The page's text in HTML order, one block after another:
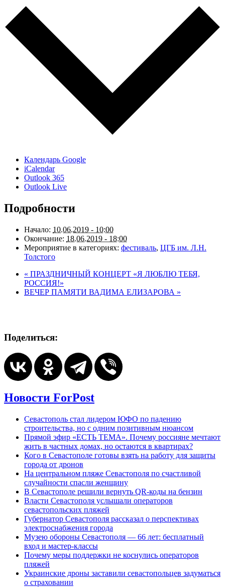
Календарь Google
iCalendar
Outlook 365
Outlook Live
Подробности
Начало: 10.06.2019 - 10:00
Окончание: 18.06.2019 - 18:00
Мероприятие в категориях: фестиваль, ЦГБ им. Л.Н.
Толстого
« ПРАЗДНИЧНЫЙ КОНЦЕРТ «Я ЛЮБЛЮ ТЕБЯ,
РОССИЯ!»
ВЕЧЕР ПАМЯТИ ВАДИМА ЕЛИЗАРОВА »
Поделиться:
Новости ForPost
Севастополь стал лидером ЮФО по падению
строительства, но с одним позитивным нюансом
Прямой эфир «ЕСТЬ ТЕМА». Почему россияне мечтают
жить в частных домах, но остаются в квартирах?
Кого в Севастополе готовы взять на работу для защиты
города от дронов
На центральном пляже Севастополя по счастливой
случайности спасли женщину
В Севастополе решили вернуть QR-коды на бензин
Власти Севастополя услышали операторов
севастопольских пляжей
Губернатор Севастополя рассказал о перспективах
электроснабжения города
Музею обороны Севастополя — 66 лет: бесплатный
вход и мастер-классы
Почему меры поддержки не коснулись операторов
пляжей
Украинские дроны заставили севастопольцев задуматься
о страховании